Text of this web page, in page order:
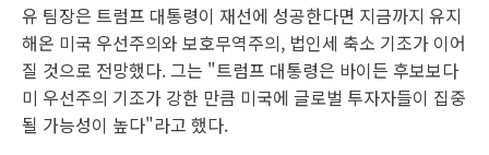
유 팀장은 트럼프 대통령이 재선에 성공한다면 지금까지 유지
해온 미국 우선주의와 보호무역주의, 법인세 축소 기조가 이어
질 것으로 전망했다. 그는 "트럼프 대통령은 바이든 후보보다
미 우선주의 기조가 강한 만큼 미국에 글로벌 투자자들이 집중
될 가능성이 높다"라고 했다.